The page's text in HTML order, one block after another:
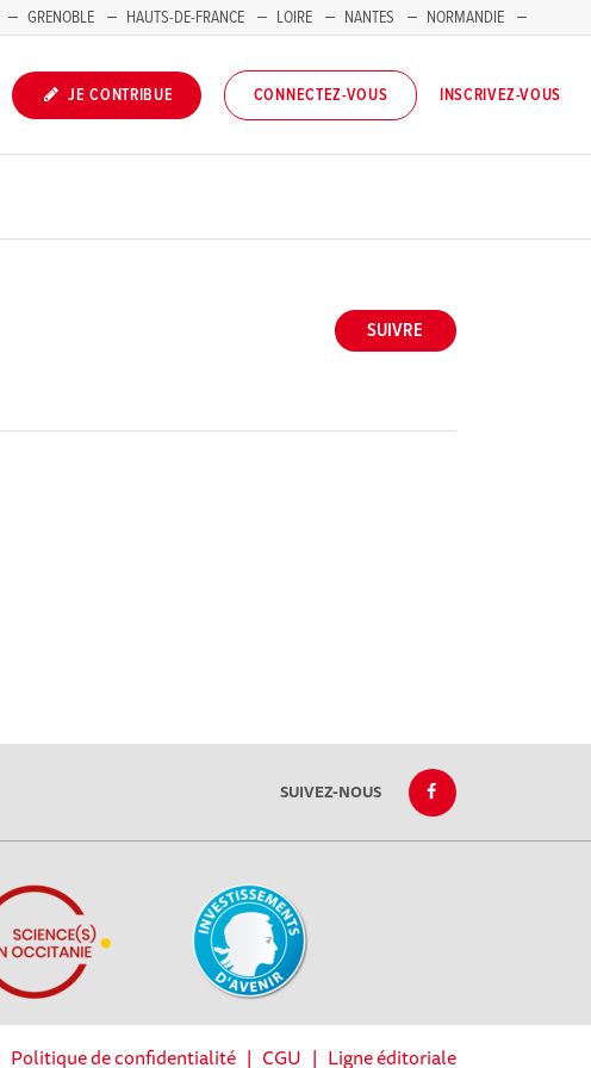
GRENOBLE HAUTS-DE-FRANCE LOIRE NANTES
NORMANDIE
JE CONTRIBUE CONNECTEZ-VOUS INSCRIVEZ-VOUS
SUIVRE
SUIVEZ-NOUS
Politique de confidentialité| CGU | Ligne éditoriale